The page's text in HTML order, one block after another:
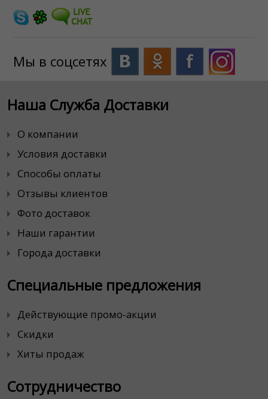
Мы в соцсетях
Наша Служба Доставки
О компании
Условия доставки
Способы оплаты
Отзывы клиентов
Фото доставок
Наши гарантии
Города доставки
Специальные предложения
Действующие промо-акции
Скидки
Хиты продаж
Сотрудничество